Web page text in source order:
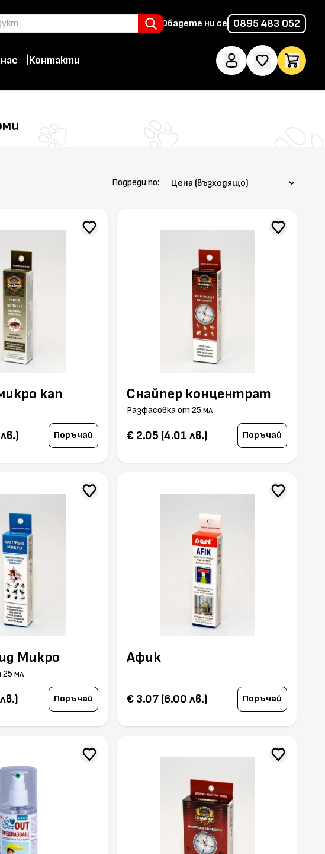
Обадете ни се 0895 483 052
Контакти
Подреди по:
кап
Поръчай
Снайпер концентрат
Разфасовка от 25 мл
€ 2.05 (4.01 лв.) Поръчай
Микро
мл
Поръчай
Афик
€ 3.07 (6.00 лв.) Поръчай